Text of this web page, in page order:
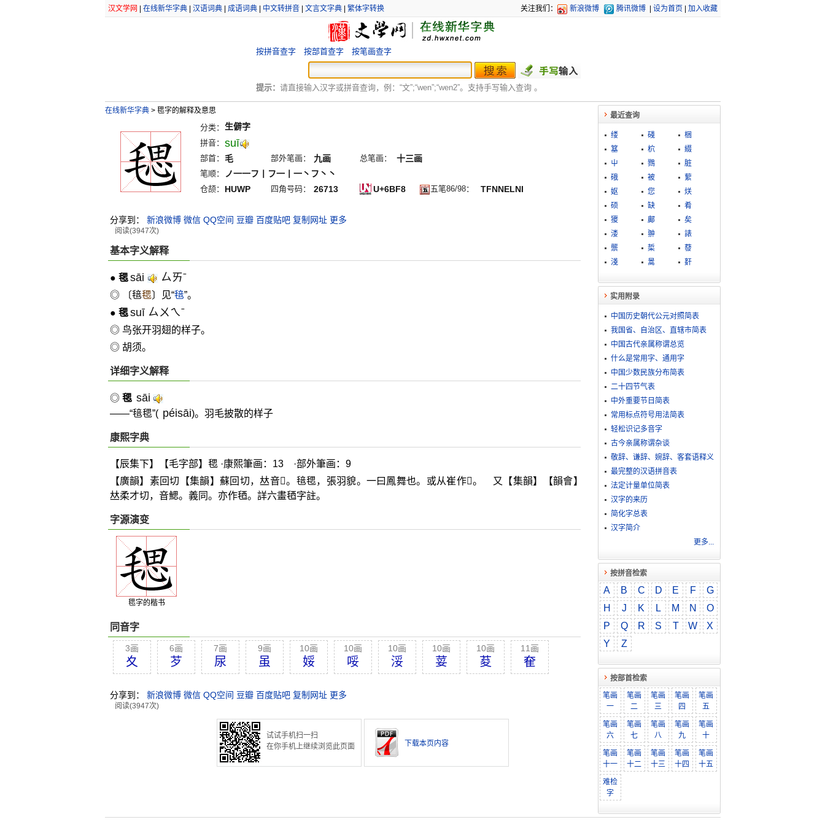
汉文学网 在线新华字典| 汉语词典| 成语词典| 中文转拼音| 文言文字典| 繁体字转换 关注我们： 新浪微博 腾讯微博 设为首页 加入收藏
按拼音查字 按部首查字 按笔画查字
提示： 请直接输入汉字或拼音查询，例：“文”;“wen”;“wen2”。支持手写输入查询 。
在线新华字典 >毸字的解释及意思
分类： 生僻字
拼音： suī
部首： 毛 部外笔画： 九画 总笔画： 十三画
笔顺： ノ一一フ丨フ一丨一丶フ丶丶
仓颉： HUWP 四角号码： 26713 U+6BF8 五笔86/98： TFNNELNI
分享到： 新浪微博 微信 QQ空间 豆瓣 百度贴吧 复制网址 更多
阅读(3947次)
基本字义解释
● 毸 sāi ㄙㄞˉ
◎ 〔毰毸〕见“毰”。
● 毸 suī ㄙㄨㄟˉ
◎ 鸟张开羽翅的样子。
◎ 胡须。
详细字义解释
◎ 毸 sāi
——“毰毸”( péisāi)。羽毛披散的样子
康熙字典
【辰集下】【毛字部】毸 ·康熙筆画：13 ·部外筆画：9
【廣韻】素回切【集韻】蘇回切，𠀤音𤗯。毰毸，張羽貌。一曰鳳舞也。或从崔作𣯯。 又【集韻】【韻會】
𠀤柔才切，音鰓。義同。亦作毢。詳六畫毢字註。
字源演变
毸字的楷书
同音字
3画
夊
6画
芕
7画
尿
9画
虽
10画
娞
10画
哸
10画
浽
10画
荽
10画
荾
11画
奞
分享到： 新浪微博 微信 QQ空间 豆瓣 百度贴吧 复制网址 更多
阅读(3947次)
试试手机扫一扫
在你手机上继续浏览此页面
下载本页内容
最近查询
缕 碊
梱
簊
柼
綴
屮
鷚
脏
硪
被
蕠
妪
您
烪
硕
缺
肴
獿
鄺
矣
溇
翀
諘
龒
梊
蕟
淺
暠 姧
实用附录
中国历史朝代公元对照简表
我国省、自治区、直辖市简表
中国古代亲属称谓总览
什么是常用字、通用字
中国少数民族分布简表
二十四节气表
中外重要节日简表
常用标点符号用法简表
轻松识记多音字
古今亲属称谓杂谈
敬​辞​、​谦​辞​、​婉​辞​、​客​套​语​释​义
最完整的汉语拼音表
法定计量单位简表
汉字的来历
简化字总表
汉字简介
更多...
按拼音检索
A B C D E F
G
H
J K L M N
O
P
Q R S T W
X
Y
Z
按部首检索
笔画
一
笔画
二
笔画
三
笔画
四
笔画
五
笔画
六
笔画
七
笔画
八
笔画
九
笔画
十
笔画
十一
笔画
十二
笔画
十三
笔画
十四
笔画
十五
难检
字